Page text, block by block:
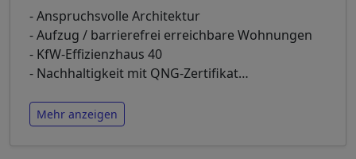
- Anspruchsvolle Architektur
- Aufzug / barrierefrei erreichbare Wohnungen
- KfW-Effizienzhaus 40
- Nachhaltigkeit mit QNG-Zertifikat…
Mehr anzeigen